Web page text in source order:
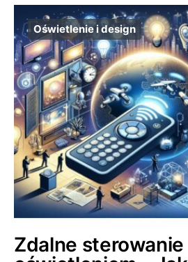
Oświetlenie i design
Zdalne sterowanie